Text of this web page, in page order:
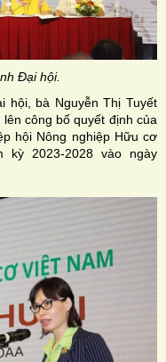
Đại hội.
hội, bà Nguyễn Thị Tuyết
công bố quyết định của
hội Nông nghiệp Hữu cơ
2023-2028 vào ngày